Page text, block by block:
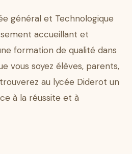
général et Technologique
accueillant et
formation de qualité dans
vous soyez élèves, parents,
au lycée Diderot un
à la réussite et à